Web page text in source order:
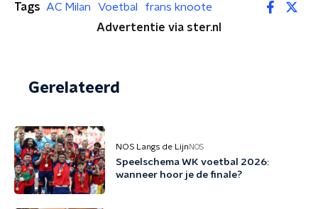
Tags AC Milan Voetbal
frans knoote
Advertentie via ster.nl
Gerelateerd
NOS Langs de Lijn NOS
Speelschema WK voetbal 2026:
wanneer hoor je de finale?